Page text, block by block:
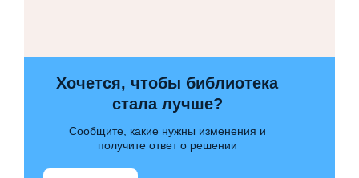
Хочется, чтобы библиотека
стала лучше?
Сообщите, какие нужны изменения и
получите ответ о решении